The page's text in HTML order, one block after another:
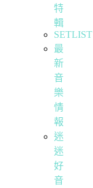
特
輯
SETLIST
最
新
音
樂
情
報
迷
迷
好
音